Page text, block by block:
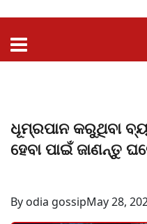
ଧୂମ୍ରପାନ କରୁଥିବା
ହେବା ପାଇଁ ଜାଣନ୍ତୁ
By odia gossipMay 28,